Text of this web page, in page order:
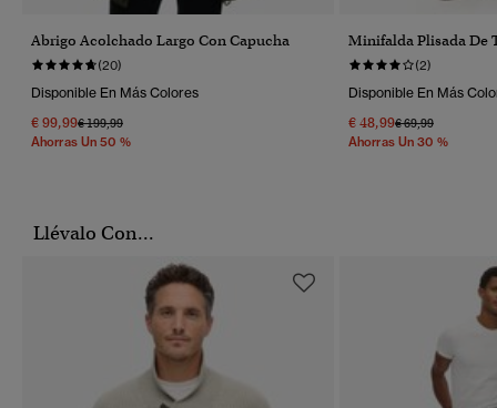
Abrigo Acolchado Largo Con Capucha
(20)
Disponible En Más Colores
€ 99,99Precio Rebajado De
€ 199,99A
Ahorras Un 50 %
Minifalda Plisada De
(2)
Disponible En Más
€ 48,99Precio Rebajado
€ 69,99A
Ahorras Un 30 %
Llévalo Con...